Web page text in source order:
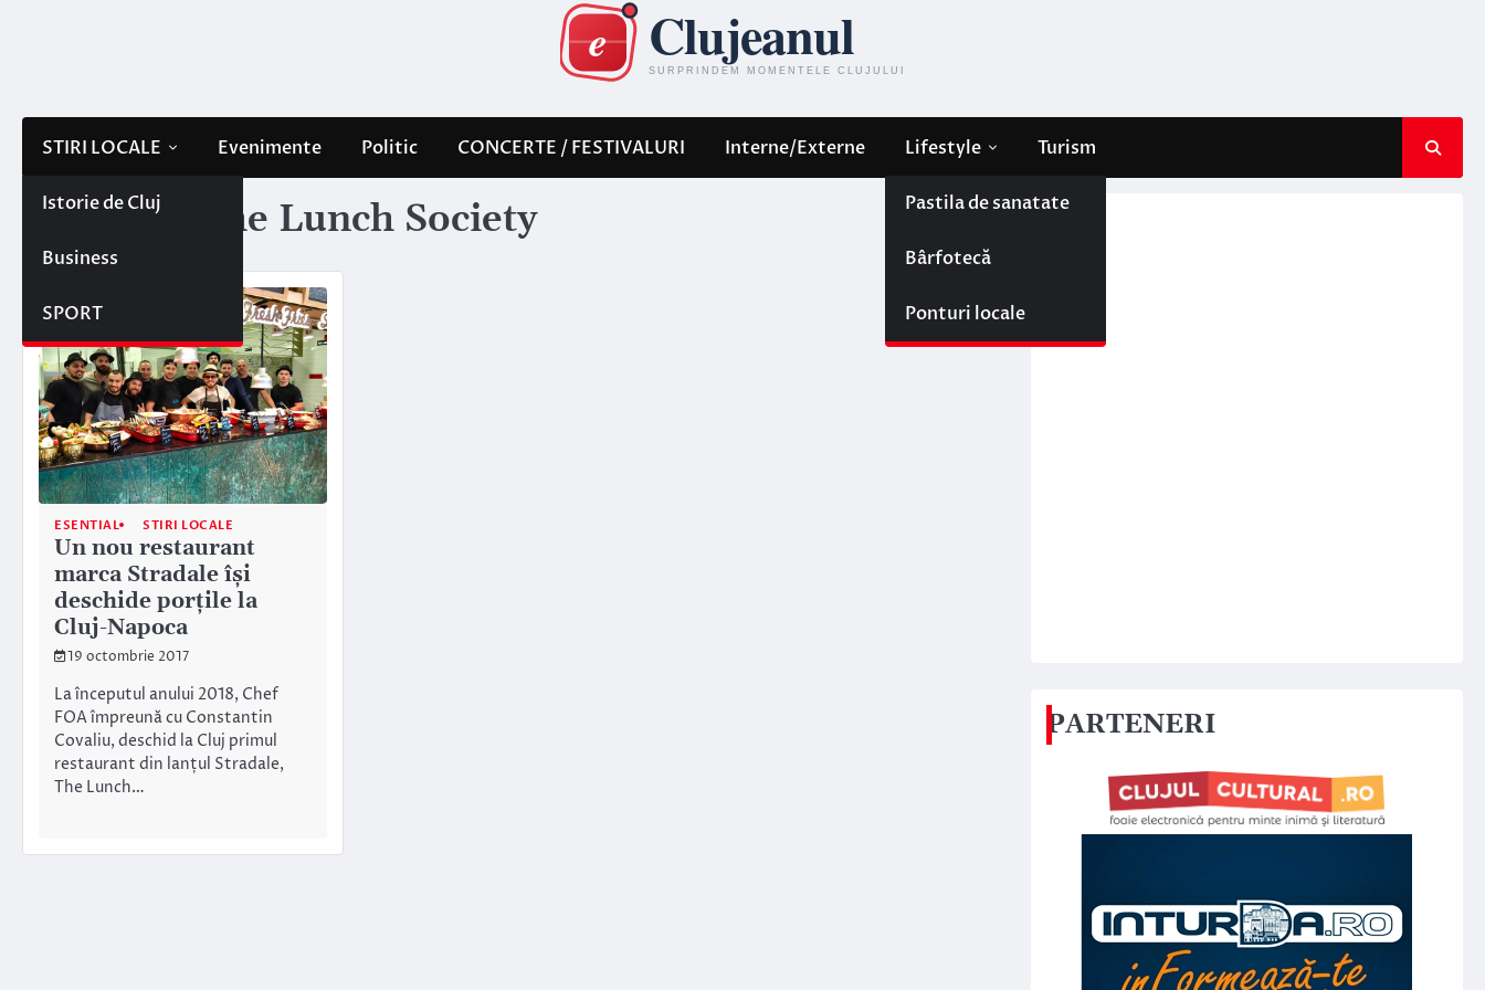
STIRI LOCALE
Istorie de Cluj
Business
SPORT
Evenimente Politic CONCERTE / FESTIVALURI Interne/Externe Lifestyle
Pastila de sanatate
Bârfotecă
Ponturi locale
Turism
Etichetă: The Lunch Society
ESENTIAL STIRI LOCALE
Un nou restaurant
marca Stradale își
deschide porțile la
Cluj-Napoca
19 octombrie 2017
La începutul anului 2018, Chef
FOA împreună cu Constantin
Covaliu, deschid la Cluj primul
restaurant din lanțul Stradale,
The Lunch…
PARTENERI